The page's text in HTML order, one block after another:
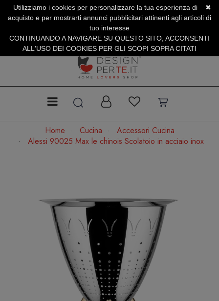
SERVIZIO CLIENTI +39.0773.470.562
SUMMER SALES | Fino al 40% di Sconto
Home Cucina
Accessori Cucina
Alessi 90025 Max le chinois Scolatoio in acciaio inox
✖
Utilizziamo i cookies per personalizzare la tua esperienza di
acquisto e per mostrarti annunci pubblicitari attinenti agli articoli di
tuo interesse
CONTINUANDO A NAVIGARE SU QUESTO SITO, ACCONSENTI
ALL'USO DEI COOKIES PER GLI SCOPI SOPRA CITATI